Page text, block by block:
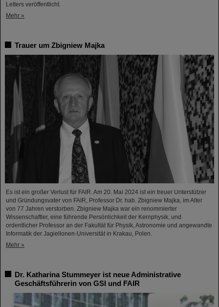
Letters veröffentlicht.
Mehr »
Trauer um Zbigniew Majka
Es ist ein großer Verlust für FAIR. Am 20. Mai 2024 ist ein treuer Unterstützer
und Gründungsvater von FAIR, Professor Dr. hab. Zbigniew Majka, im Alter
von 77 Jahren verstorben. Zbigniew Majka war ein renommierter
Wissenschaftler, eine führende Persönlichkeit der Kernphysik, und
ordentlicher Professor an der Fakultät für Physik, Astronomie und angewandte
Informatik der Jagiellonen-Universität in Krakau, Polen.
Mehr »
Dr. Katharina Stummeyer ist neue Administrative
Geschäftsführerin von GSI und FAIR